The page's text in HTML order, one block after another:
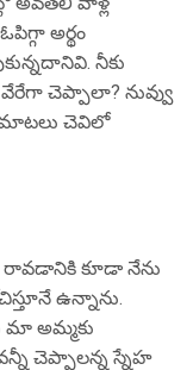
అర్థం
నీకు
చెప్పాలా? నువ్వు
మాటలు చెవిలో
రావడానికి కూడా నేను
ఉన్నాను.
మా అమ్మకు
చెప్పాలన్న స్నేహ